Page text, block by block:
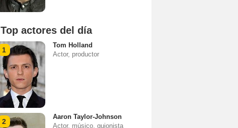
Top actores del día
1
Tom Holland
Actor, productor
2
Aaron Taylor-Johnson
Actor, músico, guionista